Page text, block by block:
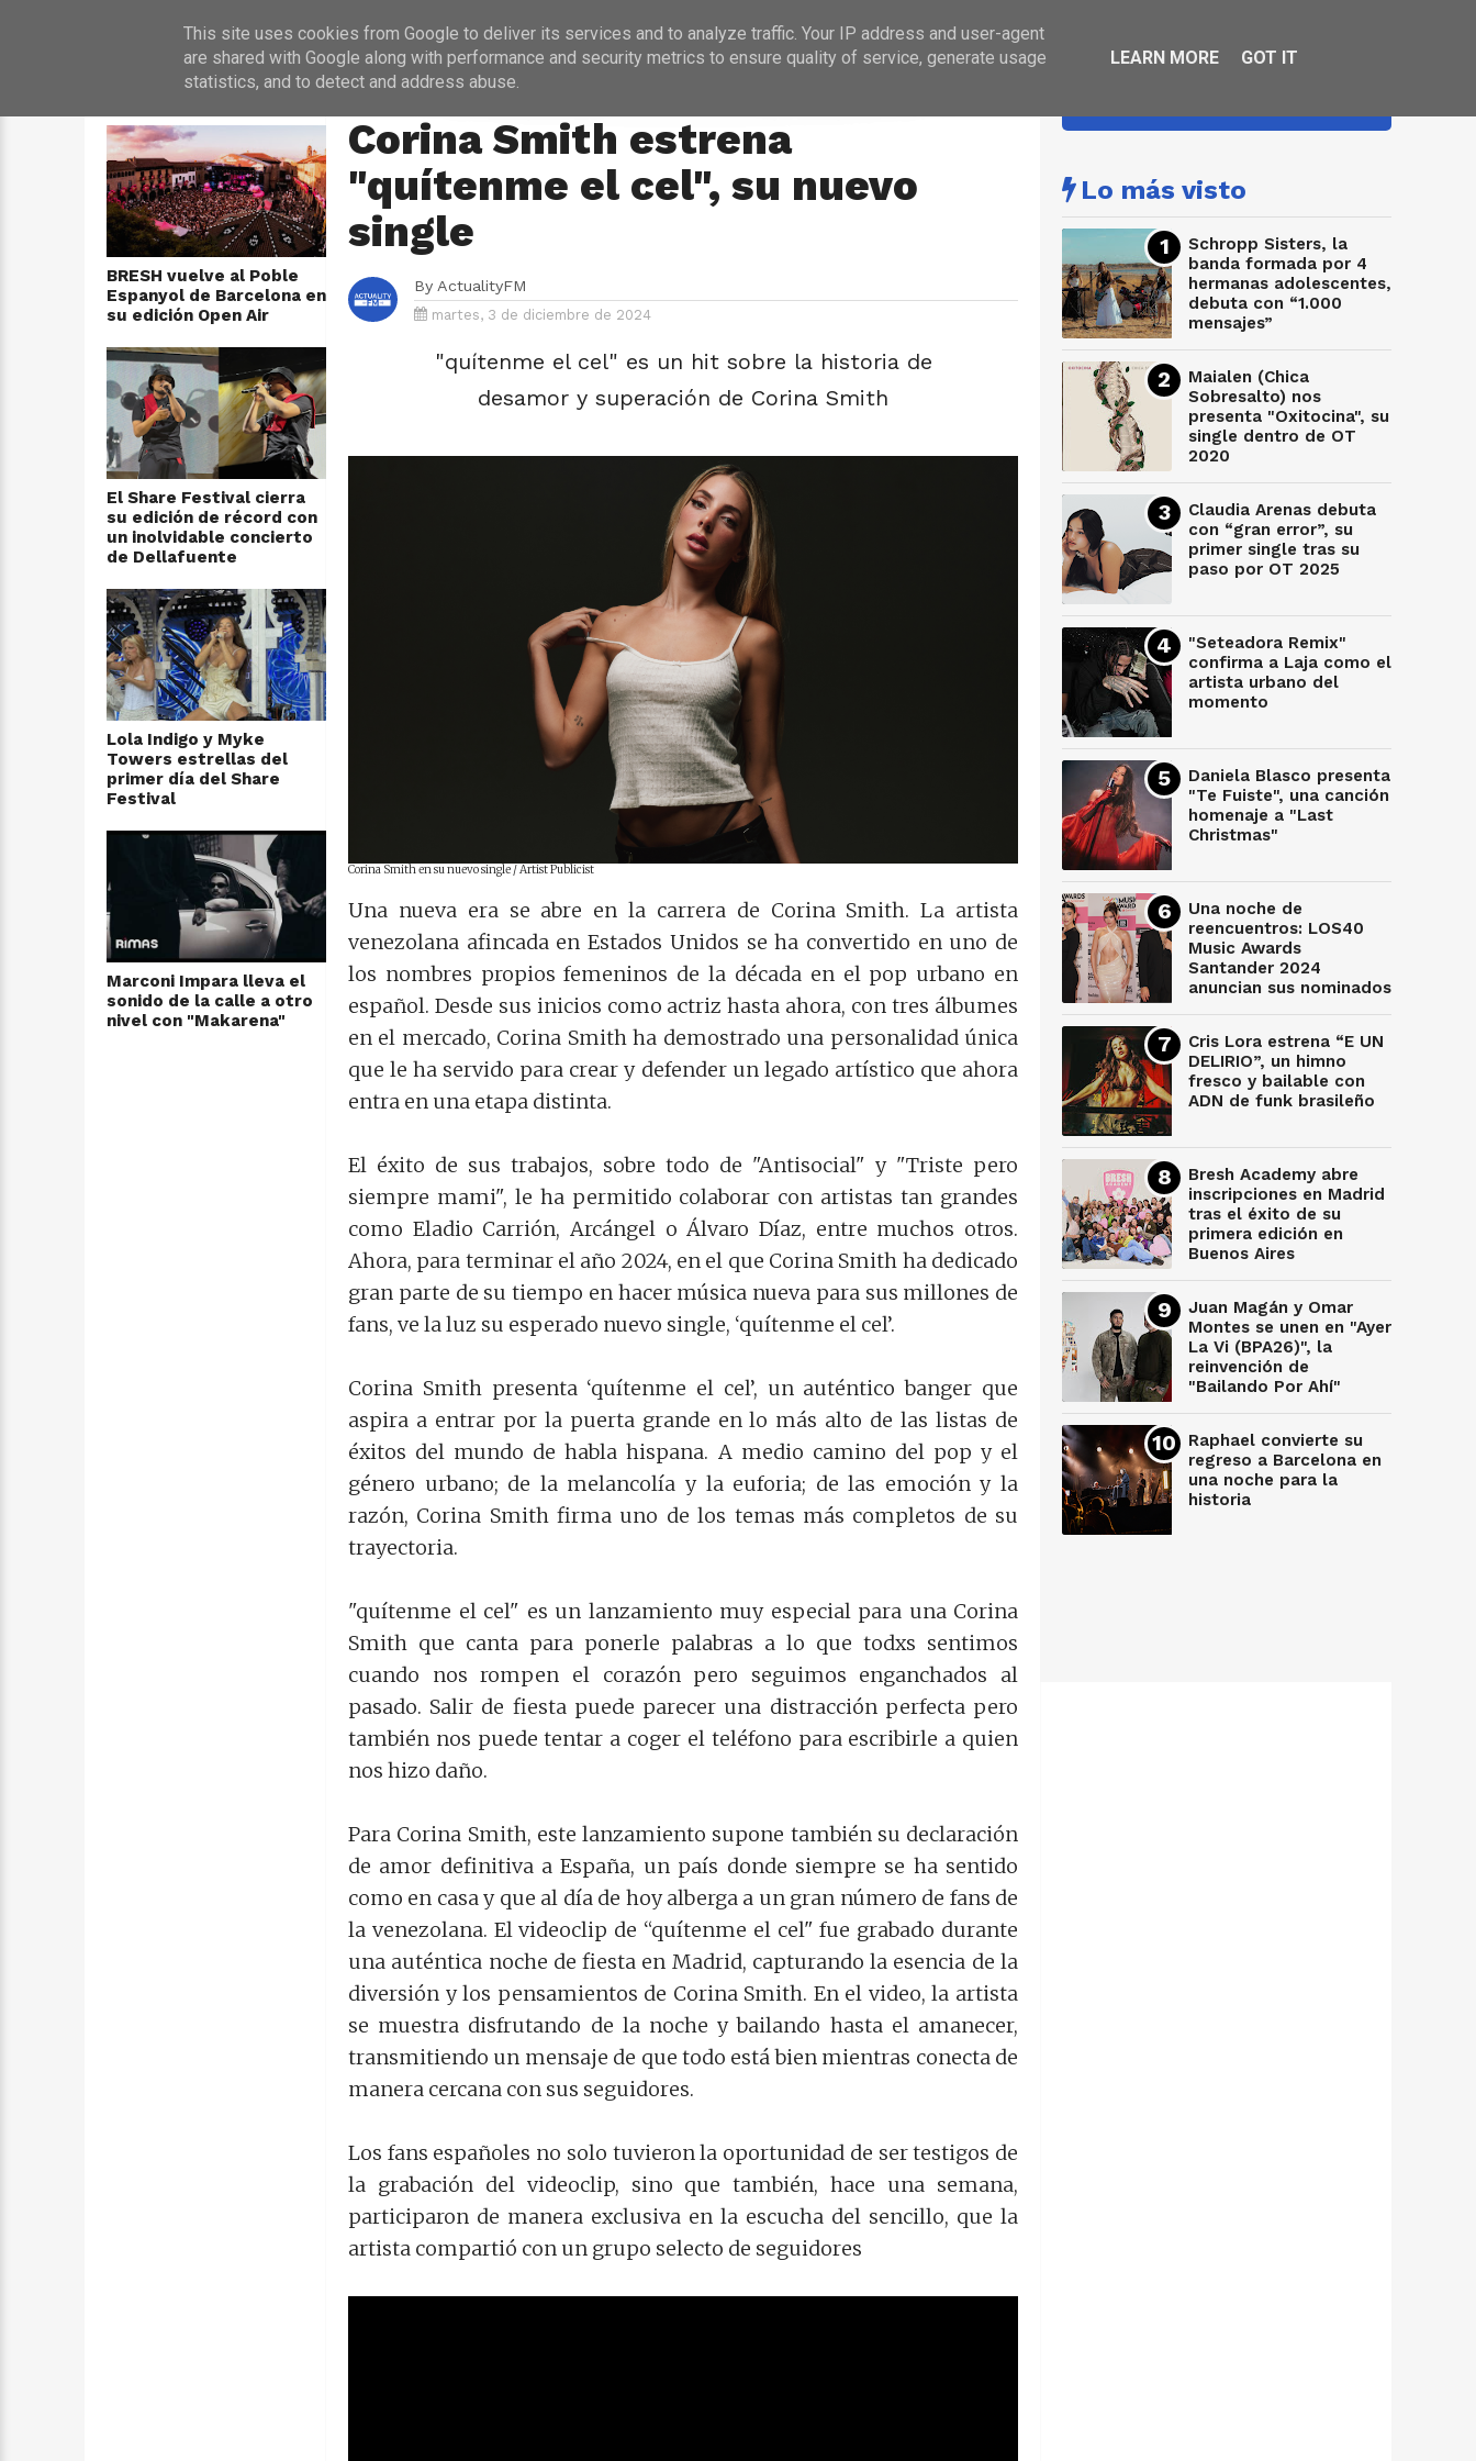
INICIO NOTICIAS PROGRAMACIÓN ENTREVISTAS
BRESH vuelve al Poble
Espanyol de Barcelona en
su edición Open Air
El Share Festival cierra
su edición de récord con
un inolvidable concierto
de Dellafuente
Lola Indigo y Myke
Towers estrellas del
primer día del Share
Festival
Marconi Impara lleva el
sonido de la calle a otro
nivel con "Makarena"
Corina Smith estrena
"quítenme el cel", su nuevo
single
By ActualityFM
martes, 3 de diciembre de 2024
"quítenme el cel" es un hit sobre la historia de
desamor y superación de Corina Smith
Corina Smith en su nuevo single / Artist Publicist
Una nueva era se abre en la carrera de Corina Smith. La artista
venezolana afincada en Estados Unidos se ha convertido en uno de
los nombres propios femeninos de la década en el pop urbano en
español. Desde sus inicios como actriz hasta ahora, con tres álbumes
en el mercado, Corina Smith ha demostrado una personalidad única
que le ha servido para crear y defender un legado artístico que ahora
entra en una etapa distinta.
El éxito de sus trabajos, sobre todo de "Antisocial" y "Triste pero
siempre mami", le ha permitido colaborar con artistas tan grandes
como Eladio Carrión, Arcángel o Álvaro Díaz, entre muchos otros.
Ahora, para terminar el año 2024, en el que Corina Smith ha dedicado
gran parte de su tiempo en hacer música nueva para sus millones de
fans, ve la luz su esperado nuevo single, ‘quítenme el cel’.
Corina Smith presenta ‘quítenme el cel’, un auténtico banger que
aspira a entrar por la puerta grande en lo más alto de las listas de
éxitos del mundo de habla hispana. A medio camino del pop y el
género urbano; de la melancolía y la euforia; de las emoción y la
razón, Corina Smith firma uno de los temas más completos de su
trayectoria.
"quítenme el cel" es un lanzamiento muy especial para una Corina
Smith que canta para ponerle palabras a lo que todxs sentimos
cuando nos rompen el corazón pero seguimos enganchados al
pasado. Salir de fiesta puede parecer una distracción perfecta pero
también nos puede tentar a coger el teléfono para escribirle a quien
nos hizo daño.
Para Corina Smith, este lanzamiento supone también su declaración
de amor definitiva a España, un país donde siempre se ha sentido
como en casa y que al día de hoy alberga a un gran número de fans de
la venezolana. El videoclip de “quítenme el cel" fue grabado durante
una auténtica noche de fiesta en Madrid, capturando la esencia de la
diversión y los pensamientos de Corina Smith. En el video, la artista
se muestra disfrutando de la noche y bailando hasta el amanecer,
transmitiendo un mensaje de que todo está bien mientras conecta de
manera cercana con sus seguidores.
Los fans españoles no solo tuvieron la oportunidad de ser testigos de
la grabación del videoclip, sino que también, hace una semana,
participaron de manera exclusiva en la escucha del sencillo, que la
artista compartió con un grupo selecto de seguidores
Lo más visto
Schropp Sisters, la
banda formada por 4
hermanas adolescentes,
debuta con “1.000
mensajes”
Maialen (Chica
Sobresalto) nos
presenta "Oxitocina", su
single dentro de OT
2020
Claudia Arenas debuta
con “gran error”, su
primer single tras su
paso por OT 2025
"Seteadora Remix"
confirma a Laja como el
artista urbano del
momento
Daniela Blasco presenta
"Te Fuiste", una canción
homenaje a "Last
Christmas"
Una noche de
reencuentros: LOS40
Music Awards
Santander 2024
anuncian sus nominados
Cris Lora estrena “E UN
DELIRIO”, un himno
fresco y bailable con
ADN de funk brasileño
Bresh Academy abre
inscripciones en Madrid
tras el éxito de su
primera edición en
Buenos Aires
Juan Magán y Omar
Montes se unen en "Ayer
La Vi (BPA26)", la
reinvención de
"Bailando Por Ahí"
Raphael convierte su
regreso a Barcelona en
una noche para la
historia
This site uses cookies from Google to deliver its services and to analyze traffic. Your IP address and user-agent
are shared with Google along with performance and security metrics to ensure quality of service, generate usage
statistics, and to detect and address abuse.
LEARN MORE GOT IT